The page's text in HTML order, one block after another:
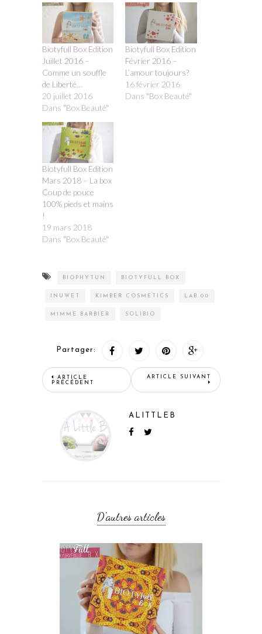
Biotyfull Box Edition
Juillet 2016 –
Comme un souffle
de Liberté…
20 juillet 2016
Dans "Box Beauté"
Biotyfull Box Edition
Février 2016 –
L’amour toujours?
16 février 2016
Dans "Box Beauté"
Biotyfull Box Edition
Mars 2018 – La box
Coup de pouce
100% pieds et mains
!
19 mars 2018
Dans "Box Beauté"
BIOPHYTUN BIOTYFULL BOX
INUWET KIMBER COSMETICS LAB.00
M1MME BARBIER SOLIBIO
Partager:
ARTICLE
PRÉCÉDENT
ARTICLE SUIVANT
ALITTLEB
D'autres articles